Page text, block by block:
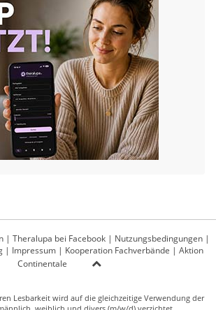
| Theralupa bei Facebook | Nutzungsbedingungen |
| Impressum| Kooperation Fachverbände | Aktion
Continentale
Lesbarkeit wird auf die gleichzeitige Verwendung der